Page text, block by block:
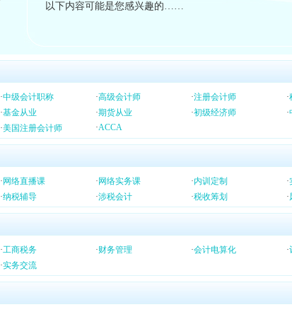
以下内容可能是您感兴趣的……
·中级会计职称 ·高级会计师 ·注册会计师 ·
·基金从业 ·期货从业 ·初级经济师 ·
·美国注册会计师 ·ACCA
· 网络直播课 · 网络实务课 ·内训定制 ·
·纳税辅导 ·涉税会计 ·税收筹划 ·
·工商税务 ·财务管理 ·会计电算化 ·
·实务交流